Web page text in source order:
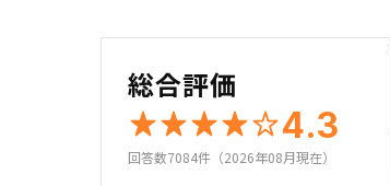
総合評価
4.3
回答数7084件（2026年08月現在）